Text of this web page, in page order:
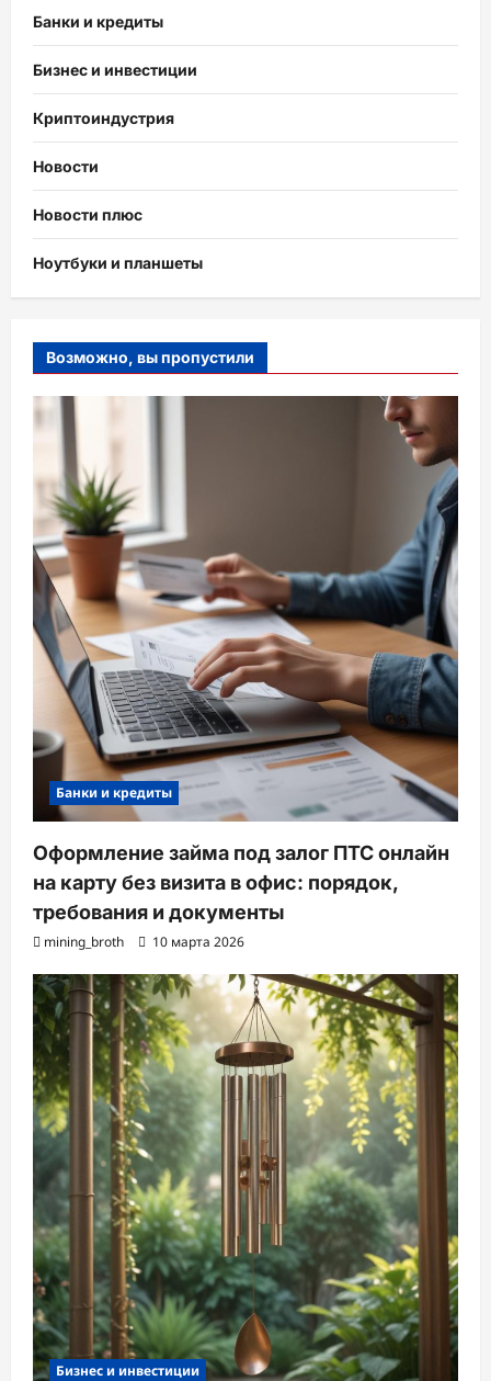
Банки и кредиты
Бизнес и инвестиции
Криптоиндустрия
Новости
Новости плюс
Ноутбуки и планшеты
Возможно, вы пропустили
Банки и кредиты
Оформление займа под залог ПТС онлайн
на карту без визита в офис: порядок,
требования и документы
mining_broth 10 марта 2026
Бизнес и инвестиции